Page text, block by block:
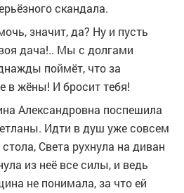
скандала.
значит, да? Ну и пусть
дача!.. Мы с долгами
поймёт, что за
в жёны! И бросит тебя!
Александровна поспешила
Идти в душ уже совсем
Света рухнула на диван
из неё все силы, и ведь
не понимала, за что ей